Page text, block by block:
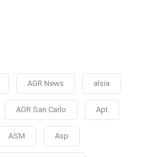
AGR News alsia
AOR San Carlo Apt
ASM Asp